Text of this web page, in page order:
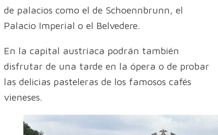
de palacios como el de Schoennbrunn, el
Palacio Imperial o el Belvedere.
En la capital austríaca podrán también
disfrutar de una tarde en la ópera o de probar
las delicias pasteleras de los famosos cafés
vieneses.